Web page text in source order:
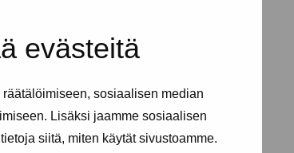
evästeitä
sosiaalisen median
Lisäksi jaamme sosiaalisen
siitä, miten käytät sivustoamme.